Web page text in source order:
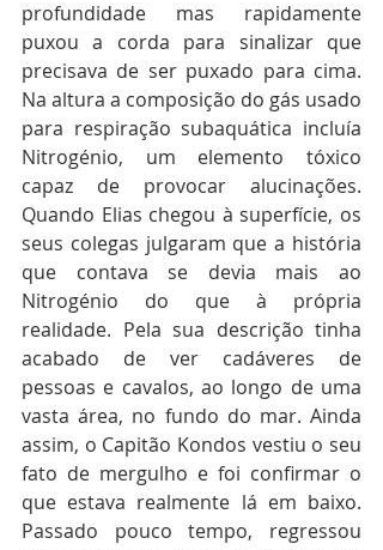
profundidade mas rapidamente
puxou a corda para sinalizar que
precisava de ser puxado para cima.
Na altura a composição do gás usado
para respiração subaquática incluía
Nitrogénio, um elemento tóxico
capaz de provocar alucinações.
Quando Elias chegou à superfície, os
seus colegas julgaram que a história
que contava se devia mais ao
Nitrogénio do que à própria
realidade. Pela sua descrição tinha
acabado de ver cadáveres de
pessoas e cavalos, ao longo de uma
vasta área, no fundo do mar. Ainda
assim, o Capitão Kondos vestiu o seu
fato de mergulho e foi confirmar o
que estava realmente lá em baixo.
Passado pouco tempo, regressou